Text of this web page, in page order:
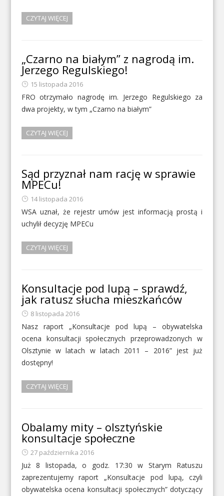
CZYTAJ WIĘCEJ
„Czarno na białym” z nagrodą im.
Jerzego Regulskiego!
15 listopada 2016
FRO otrzymało nagrodę im. Jerzego Regulskiego za
dwa projekty, w tym „Czarno na białym”
CZYTAJ WIĘCEJ
Sąd przyznał nam rację w sprawie
MPECu!
14 listopada 2016
WSA uznał, że rejestr umów jest informacją prostą i
uchylił decyzję MPECu
CZYTAJ WIĘCEJ
Konsultacje pod lupą – sprawdź,
jak ratusz słucha mieszkańców
8 listopada 2016
Nasz raport „Konsultacje pod lupą – obywatelska
ocena konsultacji społecznych przeprowadzonych w
Olsztynie w latach w latach 2011 – 2016” jest już
dostępny!
CZYTAJ WIĘCEJ
Obalamy mity – olsztyńskie
konsultacje społeczne
27 października 2016
Już 8 listopada, o godz. 17:30 w Starym Ratuszu
zaprezentujemy raport „Konsultacje pod lupą, czyli
obywatelska ocena konsultacji społecznych” dotyczący